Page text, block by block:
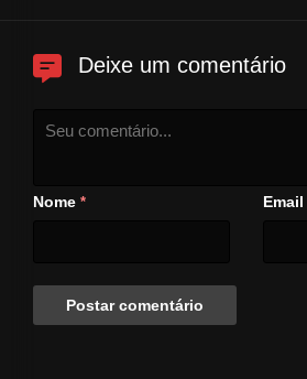
Deixe um comentário
Nome * Email